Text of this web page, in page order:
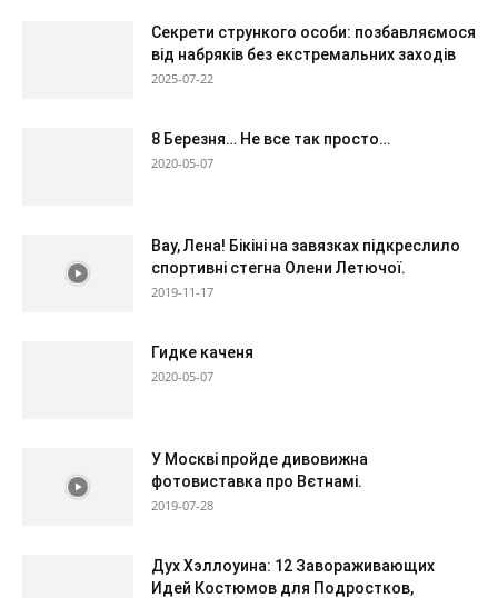
Секрети стрункого особи: позбавляємося
від набряків без екстремальних заходів
2025-07-22
8 Березня… Не все так просто…
2020-05-07
Вау, Лена! Бікіні на завязках підкреслило
спортивні стегна Олени Летючої.
2019-11-17
Гидке каченя
2020-05-07
У Москві пройде дивовижна
фотовиставка про Вєтнамі.
2019-07-28
Дух Хэллоуина: 12 Завораживающих
Идей Костюмов для Подростков,